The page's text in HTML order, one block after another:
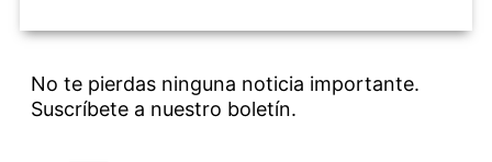
No te pierdas ninguna noticia importante.
Suscríbete a nuestro boletín.